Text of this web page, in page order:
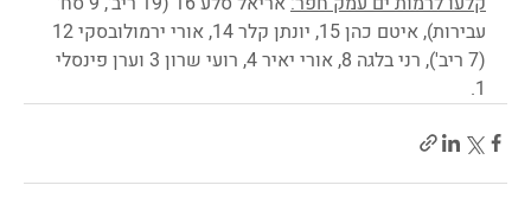
(7 ריב'), רני בלגה 8, אורי יאיר 4, רועי שרון 3 וערן פינסלי
1.